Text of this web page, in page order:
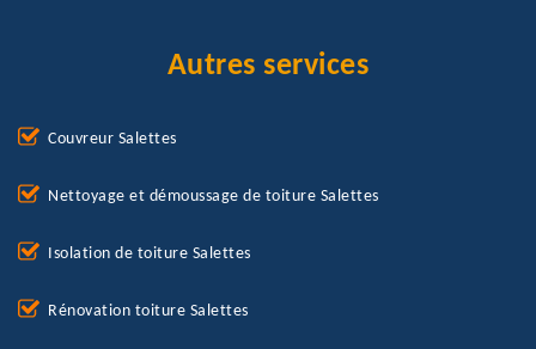
Autres services
Couvreur Salettes
Nettoyage et démoussage de toiture Salettes
Isolation de toiture Salettes
Rénovation toiture Salettes